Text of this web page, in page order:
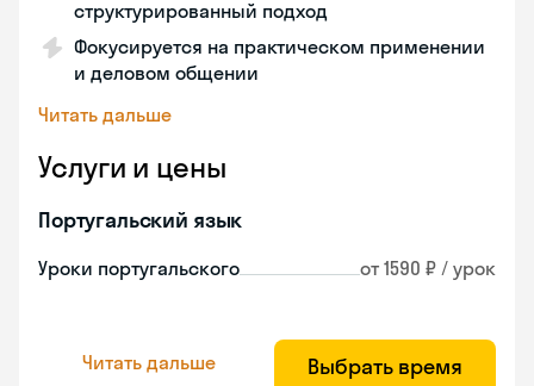
структурированный подход
Фокусируется на практическом применении
и деловом общении
Читать дальше
Услуги и цены
Португальский язык
Уроки португальского от 1590 ₽ / урок
Читать дальше Выбрать время